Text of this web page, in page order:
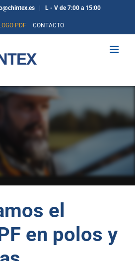
| L - V de 7:00 a 15:00
PDF CONTACTO
el
en polos y